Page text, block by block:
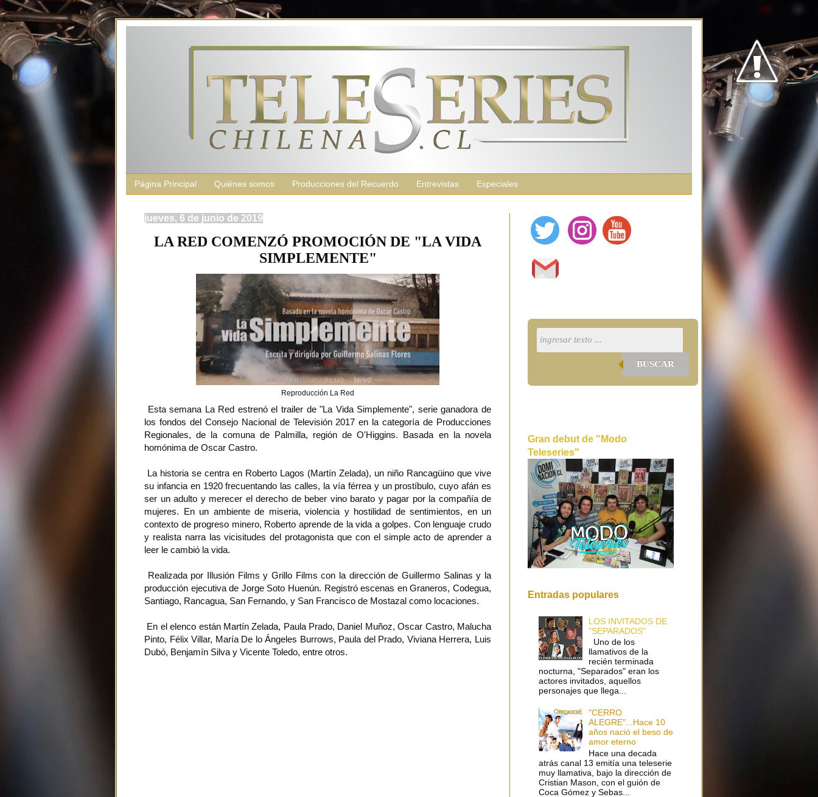
Página Principal Quiénes somos Producciones del Recuerdo Entrevistas Especiales
jueves, 6 de junio de 2019
LA RED COMENZÓ PROMOCIÓN DE "LA VIDA
SIMPLEMENTE"
Reproducción La Red
Esta semana La Red estrenó el trailer de "La Vida Simplemente", serie ganadora de
los fondos del Consejo Nacional de Televisión 2017 en la categoría de Producciones
Regionales, de la comuna de Palmilla, región de O'Higgins. Basada en la novela
homónima de Oscar Castro.
La historia se centra en Roberto Lagos (Martín Zelada), un niño Rancagüino que vive
su infancia en 1920 frecuentando las calles, la vía férrea y un prostíbulo, cuyo afán es
ser un adulto y merecer el derecho de beber vino barato y pagar por la compañía de
mujeres. En un ambiente de miseria, violencia y hostilidad de sentimientos, en un
contexto de progreso minero, Roberto aprende de la vida a golpes. Con lenguaje crudo
y realista narra las vicisitudes del protagonista que con el simple acto de aprender a
leer le cambió la vida.
Realizada por Illusión Films y Grillo Films con la dirección de Guillermo Salinas y la
producción ejecutiva de Jorge Soto Huenún. Registró escenas en Graneros, Codegua,
Santiago, Rancagua, San Fernando, y San Francisco de Mostazal como locaciones.
En el elenco están Martín Zelada, Paula Prado, Daniel Muñoz, Oscar Castro, Malucha
Pinto, Félix Villar, María De lo Ángeles Burrows, Paula del Prado, Viviana Herrera, Luis
Dubó, Benjamín Silva y Vicente Toledo, entre otros.
BUSCAR
Gran debut de "Modo
Teleseries"
Entradas populares
LOS INVITADOS DE
"SEPARADOS"
Uno de los
llamativos de la
recién terminada
nocturna, "Separados" eran los
actores invitados, aquellos
personajes que llega...
"CERRO
ALEGRE"...Hace 10
años nació el beso de
amor eterno
Hace una decada
atrás canal 13 emitía una teleserie
muy llamativa, bajo la dirección de
Cristian Mason, con el guión de
Coca Gómez y Sebas...